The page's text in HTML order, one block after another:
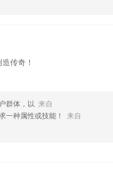
传奇！
群体，以 来自
一种属性或技能！
来自